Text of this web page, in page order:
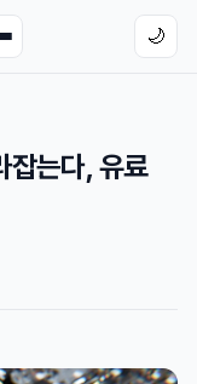
🌙
는다, 유료